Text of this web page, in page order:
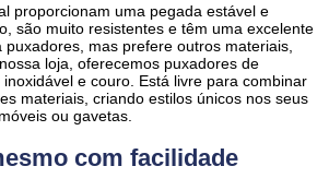
proporcionam uma pegada estável e
são muito resistentes e têm uma excelente
mas prefere outros materiais,
loja, oferecemos puxadores de
e couro. Está livre para combinar
materiais, criando estilos únicos nos seus
ou gavetas.
com facilidade